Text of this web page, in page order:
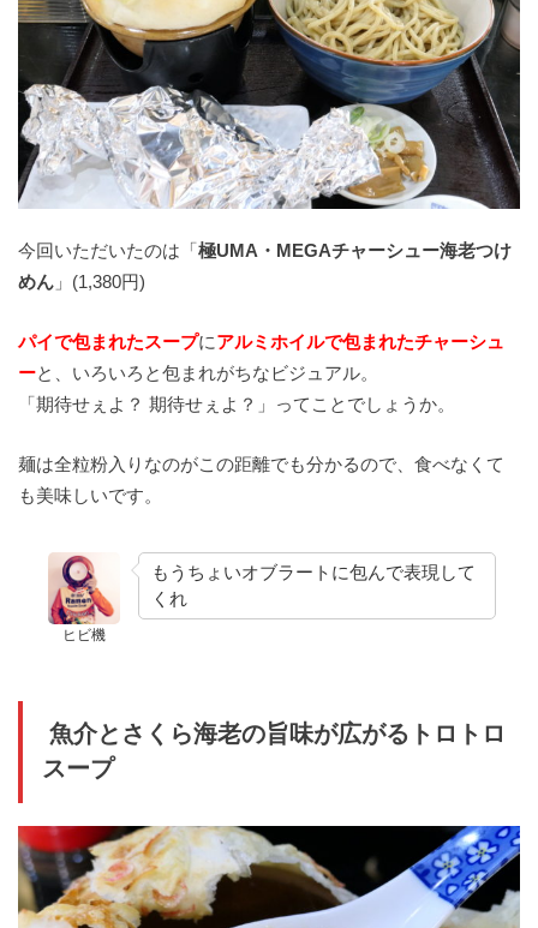
今回いただいたのは「極UMA・MEGAチャーシュー海老つけ
めん 」(1,380円)
パイで包まれたスープにアルミホイルで包まれたチャーシュ
ーと、いろいろと包まれがちなビジュアル。
「期待せぇよ？ 期待せぇよ？」ってことでしょうか。
麺は全粒粉入りなのがこの距離でも分かるので、食べなくて
も美味しいです。
ヒビ機
もうちょいオブラートに包んで表現して
くれ
魚介とさくら海老の旨味が広がるトロトロ
スープ